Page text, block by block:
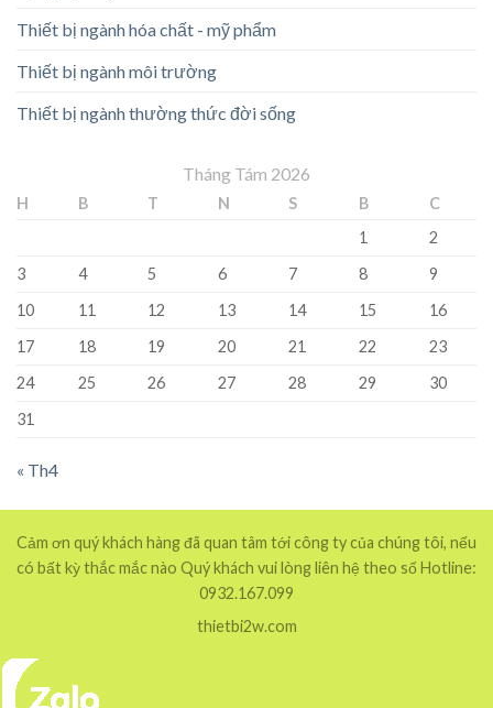
Thiết bị ngành hóa chất - mỹ phẩm
Thiết bị ngành môi trường
Thiết bị ngành thường thức đời sống
Tháng Tám 2026
H B T N S B
C
1
2
3
4 5 6 7 8
9
10
11 12 13 14 15
16
17
18 19 20 21 22
23
24
25 26 27 28 29
30
31
« Th4
Cảm ơn quý khách hàng đã quan tâm tới công ty của chúng tôi, nếu
có bất kỳ thắc mắc nào Quý khách vui lòng liên hệ theo số Hotline:
0932.167.099
thietbi2w.com